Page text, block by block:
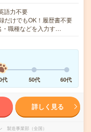
語力不要
だけでもOK！履歴書不要
職種などを入力す…
代 50代 60代
詳しく見る
製造事業部（全国）